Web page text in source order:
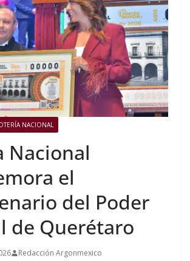
NACIONAL
Nacional
el
del Poder
de Querétaro
Redacción Argonmexico